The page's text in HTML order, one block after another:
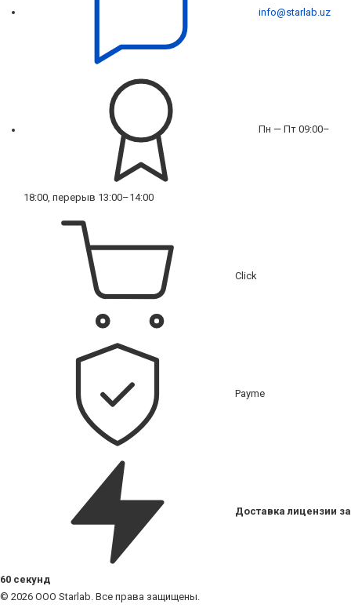
info@starlab.uz
Пн — Пт 09:00–
18:00, перерыв 13:00–14:00
Click
Payme
Доставка лицензии за
60 секунд
© 2026 ООО Starlab. Все права защищены.